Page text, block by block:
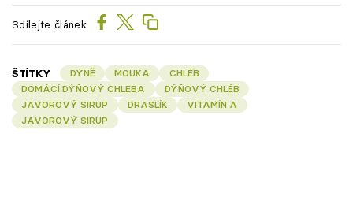
Sdílejte článek
ŠTÍTKY DÝNĚ MOUKA
CHLÉB
DOMÁCÍ DÝŇOVÝ CHLEBA
DÝŇOVÝ CHLÉB
JAVOROVÝ SIRUP
DRASLÍK
VITAMÍN A
JAVOROVÝ SIRUP